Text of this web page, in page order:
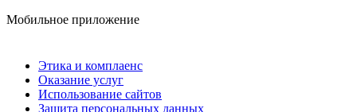
Мобильное приложение
Этика и комплаенс
Оказание услуг
Использование сайтов
Защита персональных данных